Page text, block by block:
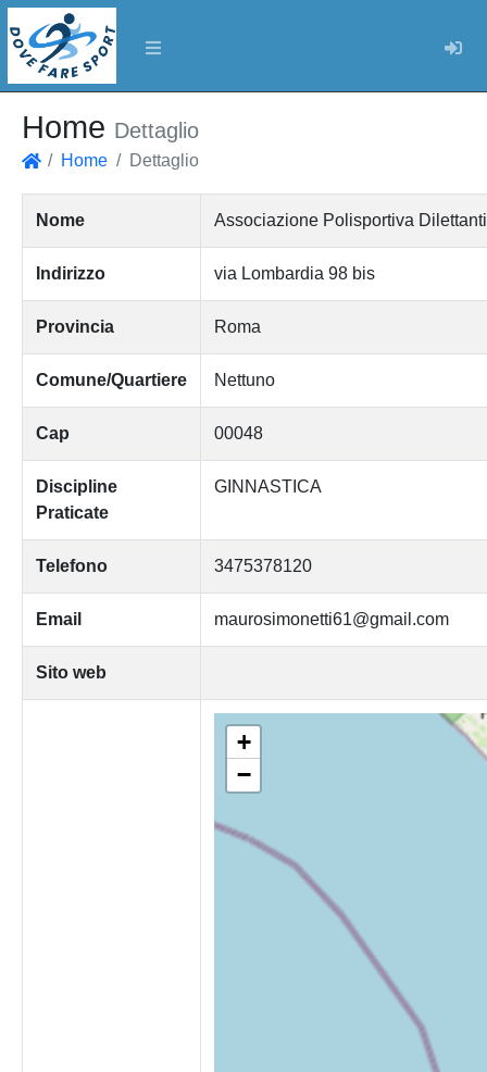
Home Dettaglio
Home Dettaglio
Nome Associazione Polisportiva
Indirizzo via Lombardia 98 bis
Provincia Roma
Comune/Quartiere Nettuno
Cap 00048
Discipline
Praticate
GINNASTICA
Telefono 3475378120
Email maurosimonetti61@gmail.com
Sito web
+
−